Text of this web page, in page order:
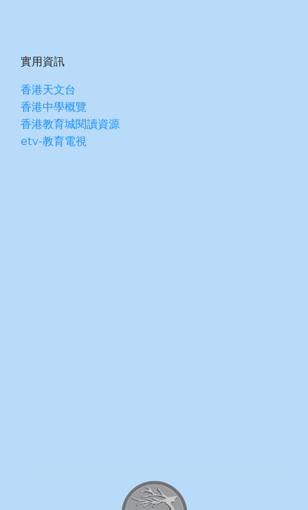
實用資訊
香港天文台
香港中學概覽
香港教育城閱讀資源
etv-教育電視